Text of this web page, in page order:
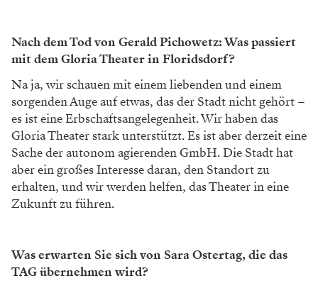
Nach dem Tod von Gerald Pichowetz: Was passiert
mit dem Gloria Theater in Floridsdorf?
Na ja, wir schauen mit einem liebenden und einem
sorgenden Auge auf etwas, das der Stadt nicht gehört –
es ist eine Erbschaftsangelegenheit. Wir haben das
Gloria Theater stark unterstützt. Es ist aber derzeit eine
Sache der autonom agierenden GmbH. Die Stadt hat
aber ein großes Interesse daran, den Standort zu
erhalten, und wir werden helfen, das Theater in eine
Zukunft zu führen.
Was erwarten Sie sich von Sara Ostertag, die das
TAG übernehmen wird?